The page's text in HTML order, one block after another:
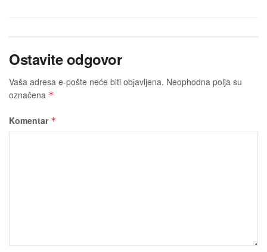
Ostavite odgovor
Vaša adresa e-pošte neće biti obјavljena. Neophodna polja su
označena *
Komentar *